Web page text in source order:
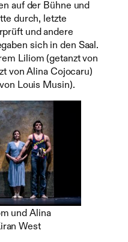
auf der Bühne und
durch, letzte
und andere
sich in den Saal.
Liliom (getanzt von
von Alina Cojocaru)
Louis Musin).
und Alina
West